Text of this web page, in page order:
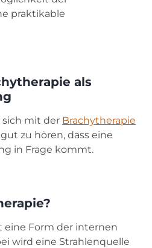
praktikable
als
sich mit der Brachytherapie
zu hören, dass eine
in Frage kommt.
eine Form der internen
wird eine Strahlenquelle